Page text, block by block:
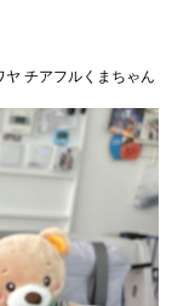
ヤ チアフルくまちゃん